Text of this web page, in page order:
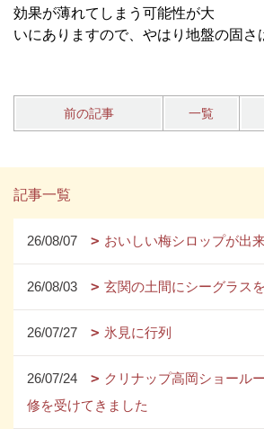
効果が薄れてしまう可能性が大
いにありますので、やはり地盤の固さ
前の記事 一覧
記事一覧
26/08/07 おいしい梅シロップが出
26/08/03 玄関の土間にシーグラス
26/07/27 氷見に行列
26/07/24
クリナップ高岡ショール
修を受けてきました